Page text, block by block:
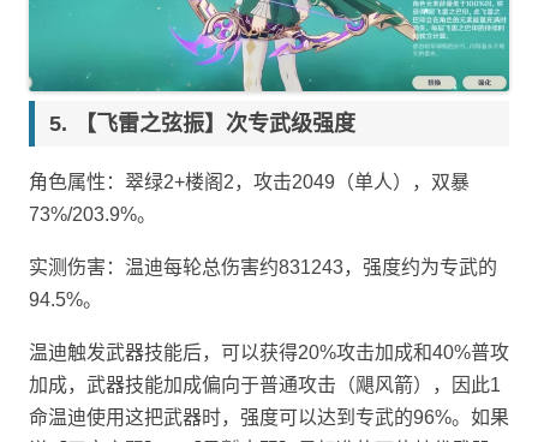
【飞雷之弦振】次专武级强度
角色属性：翠绿2+楼阁2，攻击2049（单人），双暴
73%/203.9%。
实测伤害：温迪每轮总伤害约831243，强度约为专武的
94.5%。
温迪触发武器技能后，可以获得20%攻击加成和40%普攻
加成，武器技能加成偏向于普通攻击（飓风箭），因此1
命温迪使用这把武器时，强度可以达到专武的96%。如果